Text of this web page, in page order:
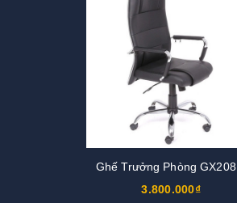
Ghế Trưởng Phòng
3.800.000₫